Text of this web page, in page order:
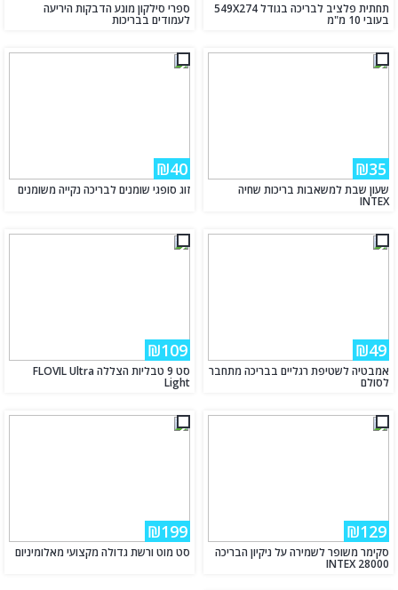
תחתית פלציב לבריכה בגודל 549X274
בעובי 10 מ"מ
ספרי סילקון מונע הדבקות היריעה
לעמודים בבריכות
₪35
שעון שבת למשאבות בריכות שחיה
INTEX
₪40
זוג סופגי שומנים לבריכה נקייה משומנים
₪49
אמבטיה לשטיפת רגליים בבריכה מתחבר
לסולם
₪109
סט 9 טבליות הצללה FLOVIL Ultra
Light
₪129
סקימר משופר לשמירה על ניקיון הבריכה
INTEX 28000
₪199
סט מוט ורשת גדולה מקצועי מאלומיניום